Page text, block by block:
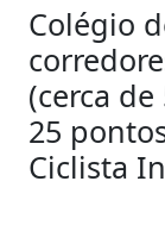
Colégio
(cerca
25
Ciclista